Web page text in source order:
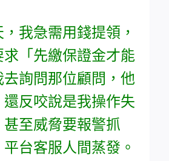
我急需用錢提領，
求「先繳保證金才能
去詢問那位顧問，他
反咬說是我操作失
至威脅要報警抓
台客服人間蒸發。